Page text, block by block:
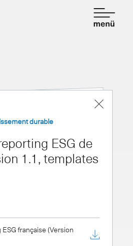
durable
ESG de
1.1, templates
française (Version